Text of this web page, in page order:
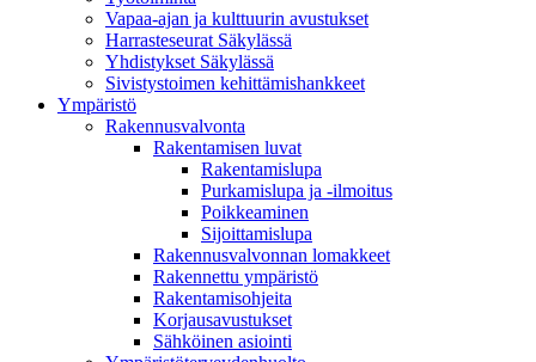
Vapaa-ajan ja kulttuurin avustukset
Harrasteseurat Säkylässä
Yhdistykset Säkylässä
Sivistystoimen kehittämishankkeet
Ympä­ristö
Rakennusvalvonta
Rakentamisen luvat
Rakentamislupa
Purkamislupa ja -ilmoitus
Poikkeaminen
Sijoittamislupa
Rakennusvalvonnan lomakkeet
Rakennettu ympäristö
Rakentamisohjeita
Korjausavustukset
Sähköinen asiointi